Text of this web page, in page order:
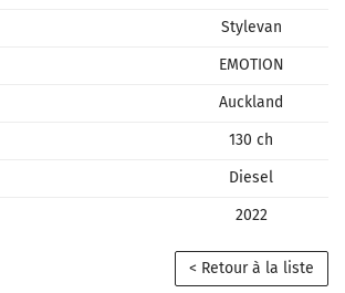
Stylevan
EMOTION
Auckland
130 ch
Diesel
2022
< Retour à la liste